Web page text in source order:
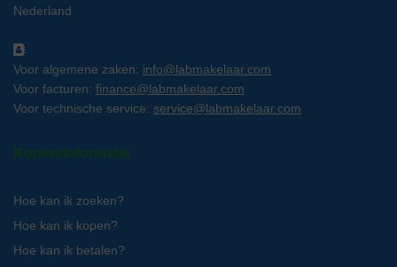
Nederland
Voor algemene zaken: info@labmakelaar.com
Voor facturen: finance@labmakelaar.com
Voor technische service: service@labmakelaar.com
Kopersinformatie
Hoe kan ik zoeken?
Hoe kan ik kopen?
Hoe kan ik betalen?